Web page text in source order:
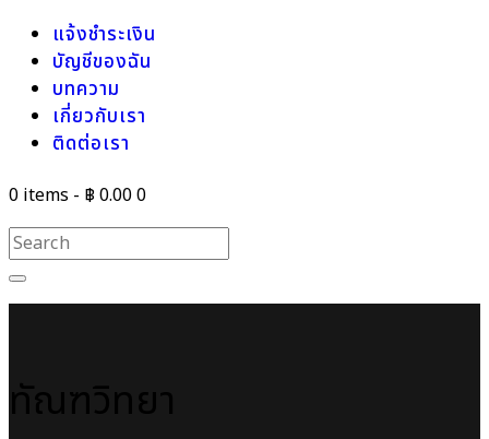
แจ้งชำระเงิน
บัญชีของฉัน
บทความ
เกี่ยวกับเรา
ติดต่อเรา
0 items - ฿ 0.000